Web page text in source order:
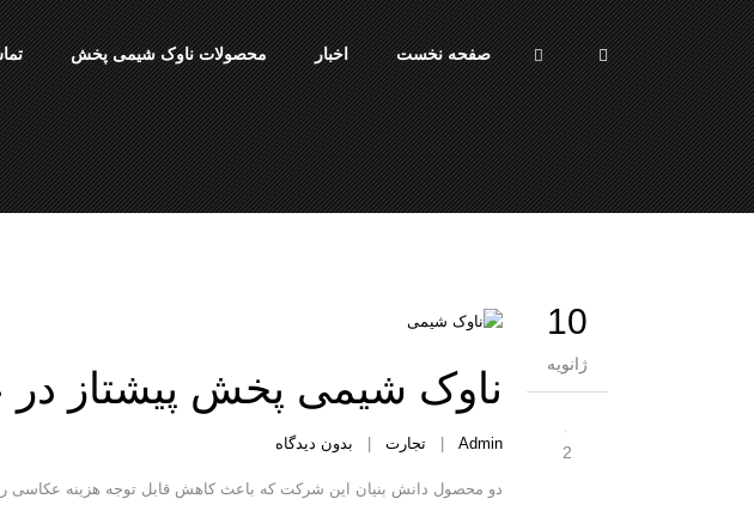
صفحه نخست اخبار محصولات ناوک شیمی پخش
10
ژانویه
2
ناوک شیمی پخش پیشتاز
Admin تجارت بدون دیدگاه
دو محصول دانش بنیان این شرکت که باعث کاهش قابل توجه هزینه عکاسی